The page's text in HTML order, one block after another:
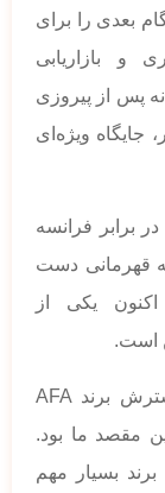
بعدی را برای
و بازاریابی
پس از پیروزی
کشور در جام جهانی ۲۰۲۲ قطر، جایگاه ویژه‌ای
در برابر فرانسه
قهرمانی دست
یکی از
است.
او گفت: «ما از سال ۲۰۱۷ شروع به گسترش برند AFA
مقصد ما بود.
بسیار مهم